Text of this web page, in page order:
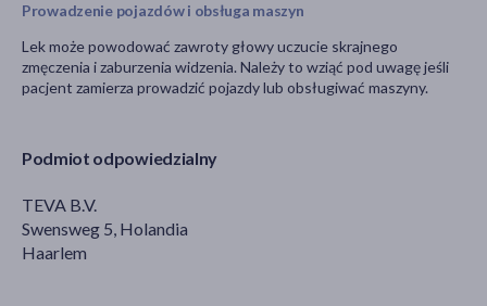
Podmiot odpowiedzialny
TEVA B.V.
Swensweg 5, Holandia
Haarlem
Prowadzenie pojazdów i obsługa maszyn
Lek może powodować zawroty głowy uczucie skrajnego
zmęczenia i zaburzenia widzenia. Należy to wziąć pod uwagę jeśli
pacjent zamierza prowadzić pojazdy lub obsługiwać maszyny.